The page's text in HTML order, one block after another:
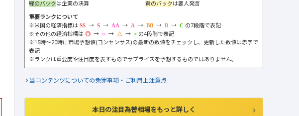
緑のバックは企業の決算 黄のバックは要人発言
重要ランクについて
※米国の経済指標は
→ → → → → →
の7段階で表記
※その他の経済指標は
→ → →
の4段階で表記
※15時～20時に市場予想値(コンセンサス)の最新の数値をチェックし、更新した数値は赤字で
表記
※ランクは重要度や注目度を表すものでサプライズを予想するものではありません。
当コンテンツについての免罪事項・ご利用上注意点
本日の注目為替相場をもっと詳しく